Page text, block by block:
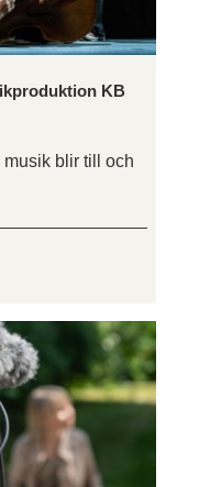
KB
blir till och